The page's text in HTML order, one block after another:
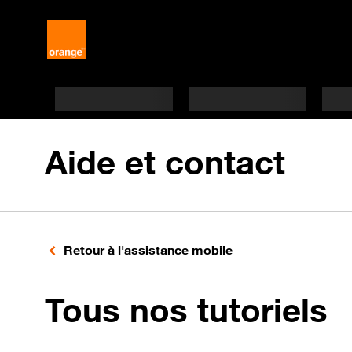
Aide et contact
Retour à l'assistance mobile
Tous nos tutoriels